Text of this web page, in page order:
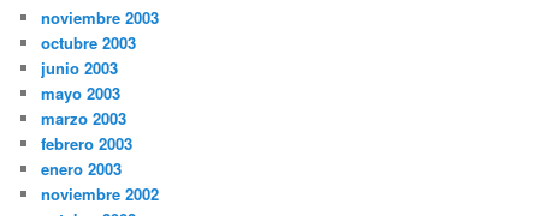
noviembre 2003
octubre 2003
junio 2003
mayo 2003
marzo 2003
febrero 2003
enero 2003
noviembre 2002